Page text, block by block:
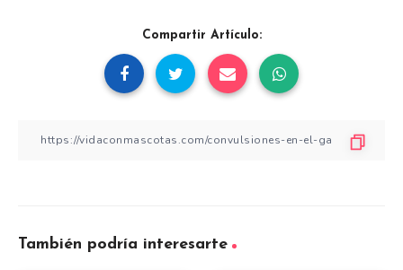
Compartir Artículo:
También podría interesarte